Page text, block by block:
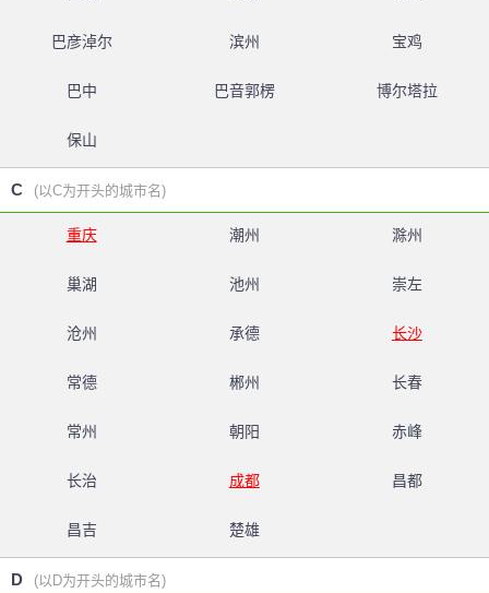
巴彦淖尔 滨州 宝鸡
巴中 巴音郭楞 博尔塔拉
保山
C (以C为开头的城市名)
重庆 潮州 滁州
巢湖 池州 崇左
沧州 承德 长沙
常德 郴州 长春
常州 朝阳 赤峰
长治 成都 昌都
昌吉 楚雄
D (以D为开头的城市名)